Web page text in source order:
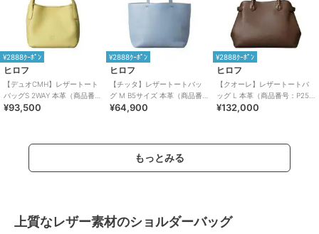
¥2888ｸｰﾎﾟﾝ
ヒロフ
【デュオCMH】レザートート
バッグS 2WAY 本革（商品番
号：P25-35433）
¥93,500
¥2888ｸｰﾎﾟﾝ
ヒロフ
【チッタ】レザートートバッ
グ M B5サイズ 本革（商品番
号：P25‐35551）
¥64,900
¥2888ｸｰﾎﾟﾝ
ヒロフ
【クオーレ】レザートートバ
ッグ L 本革（商品番号：P25-
35443）
¥132,000
もっとみる
上質なレザー素材のショルダーバッグ